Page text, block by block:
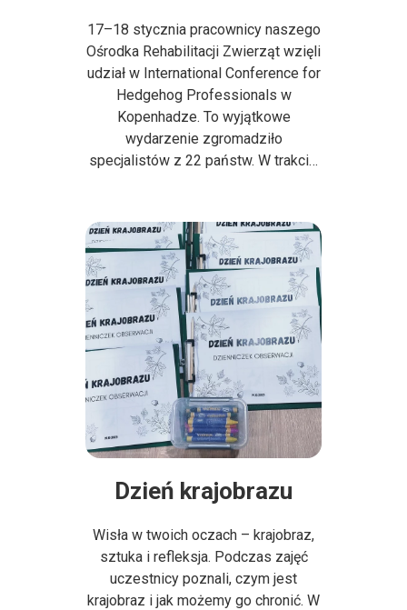
17–18 stycznia pracownicy naszego
Ośrodka Rehabilitacji Zwierząt wzięli
udział w International Conference for
Hedgehog Professionals w
Kopenhadze. To wyjątkowe
wydarzenie zgromadziło
specjalistów z 22 państw. W trakci…
Dzień krajobrazu
Wisła w twoich oczach – krajobraz,
sztuka i refleksja. Podczas zajęć
uczestnicy poznali, czym jest
krajobraz i jak możemy go chronić. W